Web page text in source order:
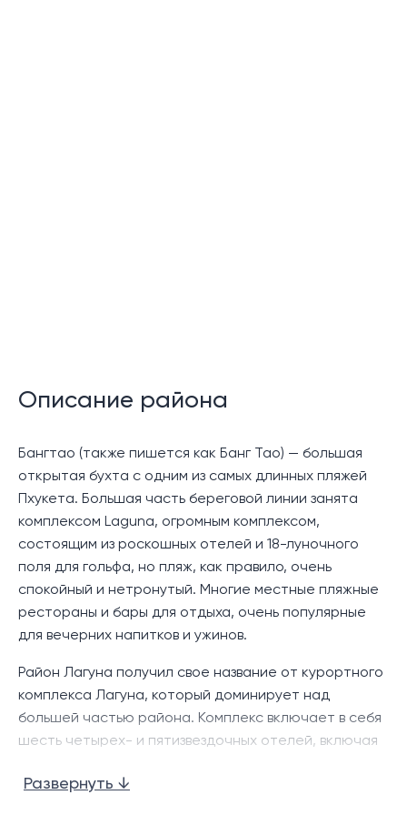
Описание района
Бангтао (также пишется как Банг Тао) — большая
открытая бухта с одним из самых длинных пляжей
Пхукета. Большая часть береговой линии занята
комплексом Laguna, огромным комплексом,
состоящим из роскошных отелей и 18-луночного
поля для гольфа, но пляж, как правило, очень
спокойный и нетронутый. Многие местные пляжные
рестораны и бары для отдыха, очень популярные
для вечерних напитков и ужинов.
Район Лагуна получил свое название от курортного
комплекса Лагуна, который доминирует над
большей частью района. Комплекс включает в себя
шесть четырех- и пятизвездочных отелей, включая
поле для гольфа Laguna. Пляж с линиями казуарины,
Развернуть ↓